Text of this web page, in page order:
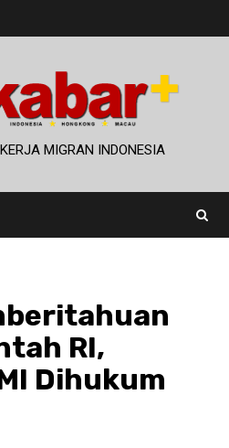
MIGRAN INDONESIA
RI,
Dihukum